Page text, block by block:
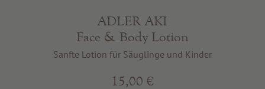
ADLER AKI
Face & Body Lotion
Sanfte Lotion für Säuglinge und Kinder
15,00 €